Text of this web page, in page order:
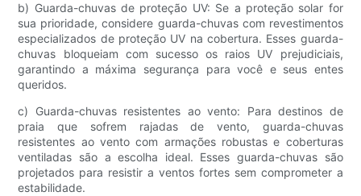
b) Guarda-chuvas de proteção UV: Se a proteção solar for
sua prioridade, considere guarda-chuvas com revestimentos
especializados de proteção UV na cobertura. Esses guarda-
chuvas bloqueiam com sucesso os raios UV prejudiciais,
garantindo a máxima segurança para você e seus entes
queridos.
c) Guarda-chuvas resistentes ao vento: Para destinos de
praia que sofrem rajadas de vento, guarda-chuvas
resistentes ao vento com armações robustas e coberturas
ventiladas são a escolha ideal. Esses guarda-chuvas são
projetados para resistir a ventos fortes sem comprometer a
estabilidade.